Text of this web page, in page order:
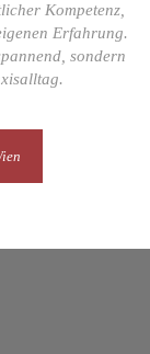
Kompetenz,
Erfahrung.
sondern